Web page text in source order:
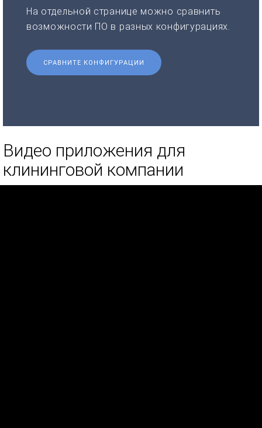
На отдельной странице можно сравнить
возможности ПО в разных конфигурациях.
СРАВНИТЕ КОНФИГУРАЦИИ
Видео приложения для
клининговой компании